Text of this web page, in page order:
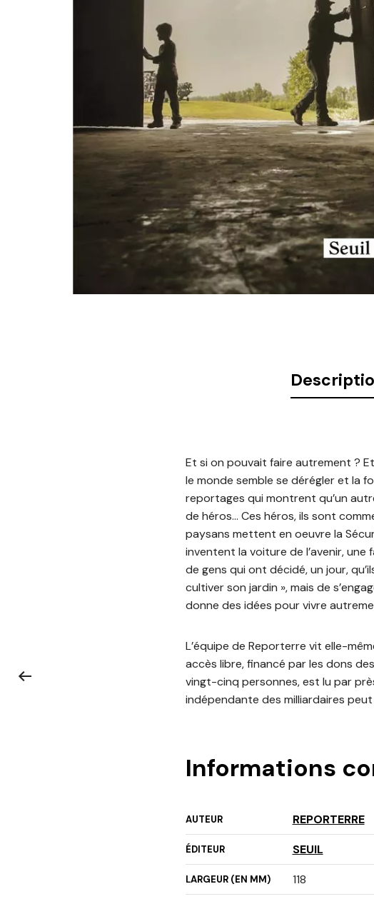
Et si on pouvait faire autrement ?
le monde semble se dérégler et la
reportages qui montrent qu’un
de héros… Ces héros, ils sont
paysans mettent en oeuvre la
inventent la voiture de l’avenir,
de gens qui ont décidé, un jour,
cultiver son jardin », mais de
donne des idées pour vivre
L’équipe de Reporterre vit elle-
accès libre, financé par les dons
vingt-cinq personnes, est lu par
indépendante des milliardaires
Informations
AUTEUR REPORTERRE
ÉDITEUR SEUIL
LARGEUR (EN MM) 118